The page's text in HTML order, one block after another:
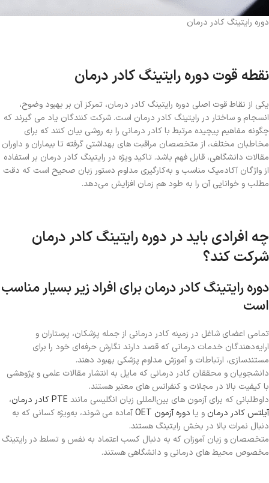
دوره رایتینگ کادر درمان
نقطه قوت دوره رایتینگ کادر درمان
یکی از نقاط قوت اصلی دوره رایتینگ کادر درمان، تمرکز آن بر بهبود وضوح،
انسجام و ساختار در رایتینگ کادر درمان است. شرکت‌ کنندگان یاد می‌ گیرند که
چگونه مفاهیم پیچیده مرتبط با کادر درمانی را به روشی بیان کنند که برای
مخاطبان مختلف، از متخصصان مراقبت‌ های بهداشتی گرفته تا بیماران و داوران
مقالات دانشگاهی، قابل فهم باشد. تاکید ویژه در رایتینگ کادر درمان بر استفاده
از واژگان آکادمیک مناسب و به‌کارگیری مداوم دستور زبان صحیح است که دقت
مطلب و خوانایی آن را به طود هم زمان افزایش می‌دهد.
چه افرادی باید در دوره رایتینگ کادر درمان
شرکت کند؟
دوره رایتینگ کادر درمان برای افراد زیر بسیار مناسب
است
تمامی اعضای شاغل در زمینه کادر درمانی از جمله پزشکان، پرستاران و
ارایه‌دهندگان خدمات درمانی که قصد دارند نگارش حرفه‌ای خود را برای
مستندسازی، ارتباطات و آموزش مداوم پزشکی بهبود دهند.
دانشجویان و محققان کادر درمانی که مایل به انتشار مقالات علمی و پژوهشی
با کیفیت بالا در مجلات و کنفرانس های معتبر هستند.
داوطلبانی که برای آزمون‌ های بین‌المللی زبان انگلیسی مانند PTE کادر درمان
،
آیلتس کادر درمان و یا دوره آزمون OET
آماده می‌ شوند، به‌ویژه کسانی که به
دنبال نمرات بالا در بخش‌ رایتینگ هستند.
متخصصان و زبان‌ آموزان که به دنبال کسب اعتماد به نفس و تسلط در رایتینگ
مخصوص محیط‌ های درمانی و دانشگاهی هستند.